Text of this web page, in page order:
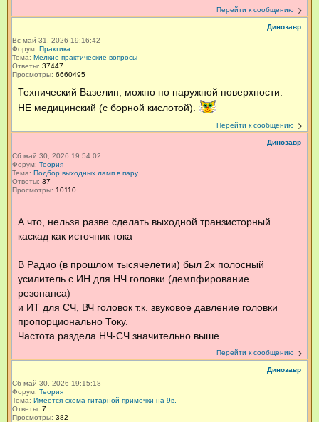
Перейти к сообщению
Динозавр
Вс май 31, 2026 19:16:42
Форум: Практика
Тема: Мелкие практические вопросы
Ответы: 37447
Просмотры: 6660495
Технический Вазелин, можно по наружной поверхности.
НЕ медицинский (с борной кислотой).
Перейти к сообщению
Динозавр
Сб май 30, 2026 19:54:02
Форум: Теория
Тема: Подбор выходных ламп в пару.
Ответы: 37
Просмотры: 10110
А что, нельзя разве сделать выходной транзисторный
каскад как источник тока
В Радио (в прошлом тысячелетии) был 2х полосный
усилитель с ИН для НЧ головки (демпфирование
резонанса)
и ИТ для СЧ, ВЧ головок т.к. звуковое давление головки
пропорционально Току.
Частота раздела НЧ-СЧ значительно выше ...
Перейти к сообщению
Динозавр
Сб май 30, 2026 19:15:18
Форум: Теория
Тема: Имеется схема гитарной примочки на 9в.
Ответы: 7
Просмотры: 382